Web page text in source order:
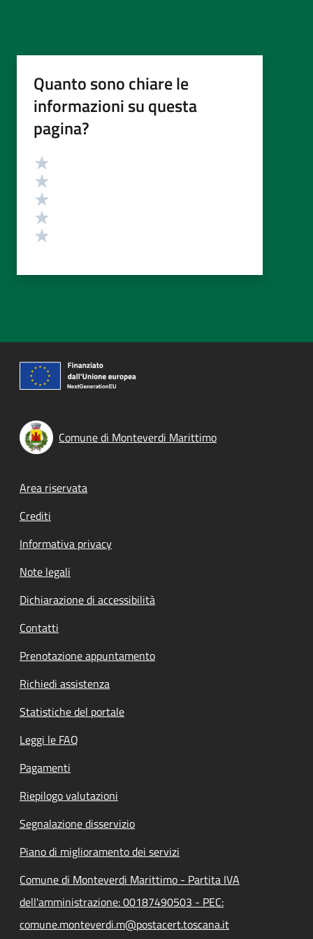
Quanto sono chiare le
informazioni su questa
pagina?
Valutazione
Comune di Monteverdi Marittimo
Footer menu
Area riservata
Crediti
Informativa privacy
Note legali
Dichiarazione di accessibilità
Contatti
Prenotazione appuntamento
Richiedi assistenza
Statistiche del portale
Leggi le FAQ
Pagamenti
Riepilogo valutazioni
Segnalazione disservizio
Piano di miglioramento dei servizi
Comune di Monteverdi Marittimo - Partita IVA
dell'amministrazione: 00187490503 - PEC:
comune.monteverdi.m@postacert.toscana.it